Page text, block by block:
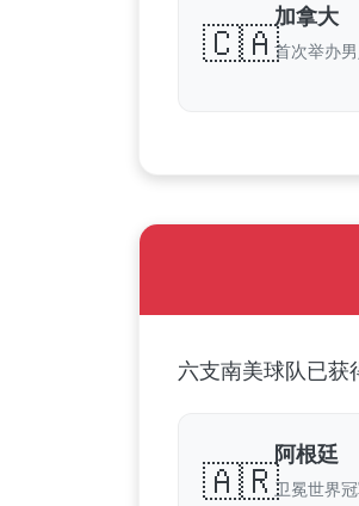
🇨🇦
加拿大
首次举办
六支南美球队已获
🇦🇷
阿根廷
卫冕世界